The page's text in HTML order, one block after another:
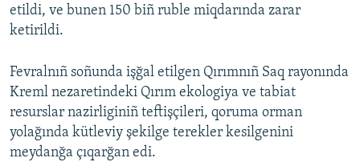
etildi, ve bunen 150 biñ ruble miqdarında zarar
ketirildi.
Fevralnıñ soñunda işğal etilgen Qırımnıñ Saq rayonında
Kreml nezaretindeki Qırım ekologiya ve tabiat
resurslar nazirliginiñ teftişçileri, qoruma orman
yolağında kütleviy şekilge terekler kesilgenini
meydanğa çıqarğan edi.